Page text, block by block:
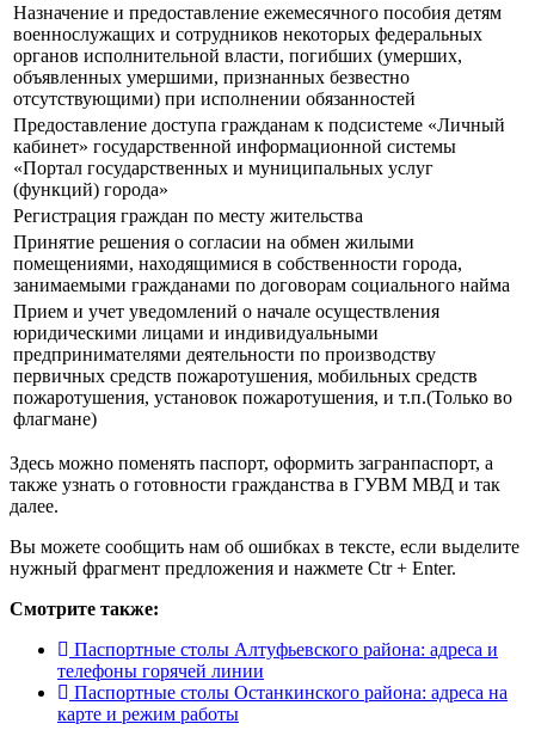
Назначение и предоставление ежемесячного пособия детям
военнослужащих и сотрудников некоторых федеральных
органов исполнительной власти, погибших (умерших,
объявленных умершими, признанных безвестно
отсутствующими) при исполнении обязанностей
Предоставление доступа гражданам к подсистеме «Личный
кабинет» государственной информационной системы
«Портал государственных и муниципальных услуг
(функций) города»
Регистрация граждан по месту жительства
Принятие решения о согласии на обмен жилыми
помещениями, находящимися в собственности города,
занимаемыми гражданами по договорам социального найма
Прием и учет уведомлений о начале осуществления
юридическими лицами и индивидуальными
предпринимателями деятельности по производству
первичных средств пожаротушения, мобильных средств
пожаротушения, установок пожаротушения, и т.п.(Только во
флагмане)
Здесь можно поменять паспорт, оформить загранпаспорт, а
также узнать о готовности гражданства в ГУВМ МВД и так
далее.
Вы можете сообщить нам об ошибках в тексте, если выделите
нужный фрагмент предложения и нажмете Ctr + Enter.
Смотрите также:
Паспортные столы Алтуфьевского района: адреса и
телефоны горячей линии
Паспортные столы Останкинского района: адреса на
карте и режим работы